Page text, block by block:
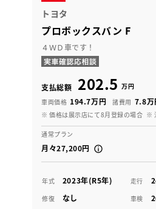
トヨタ
プロボックスバン F
４ＷＤ車です！
支払総額 202.5 万円
車両価格 194.7万円 諸費用 7.8万
※ 価格は展示店にて8月登録の場合 ※
通常プラン
月々27,200円
年式 2023年(R5年) 走行
修復 なし 車検